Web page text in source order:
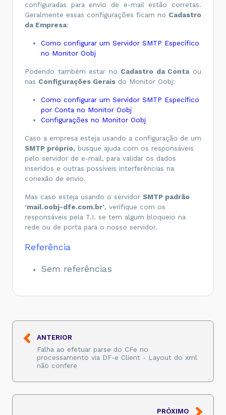
configuradas para envio de e-mail estão corretas.
Geralmente essas configurações ficam no Cadastro
da Empresa:
Como configurar um Servidor SMTP Específico
no Monitor Oobj
Podendo também estar no Cadastro da Conta ou
nas Configurações Gerais do Monitor Oobj:
Como configurar um Servidor SMTP Específico
por Conta no Monitor Oobj
Configurações no Monitor Oobj
Caso a empresa esteja usando a configuração de um
SMTP próprio, busque ajuda com os responsáveis
pelo servidor de e-mail, para validar os dados
inseridos e outras possíveis interferências na
conexão de envio.
Mas caso esteja usando o servidor SMTP padrão
‘mail.oobj-dfe.com.br’, verifique com os
responsáveis pela T.I. se tem algum bloqueio na
rede ou de porta para o nosso servidor.
Referência
Sem referências
ANTERIOR
Falha ao efetuar parse do CFe no
processamento via DF-e Client - Layout do xml
não confere
PRÓXIMO